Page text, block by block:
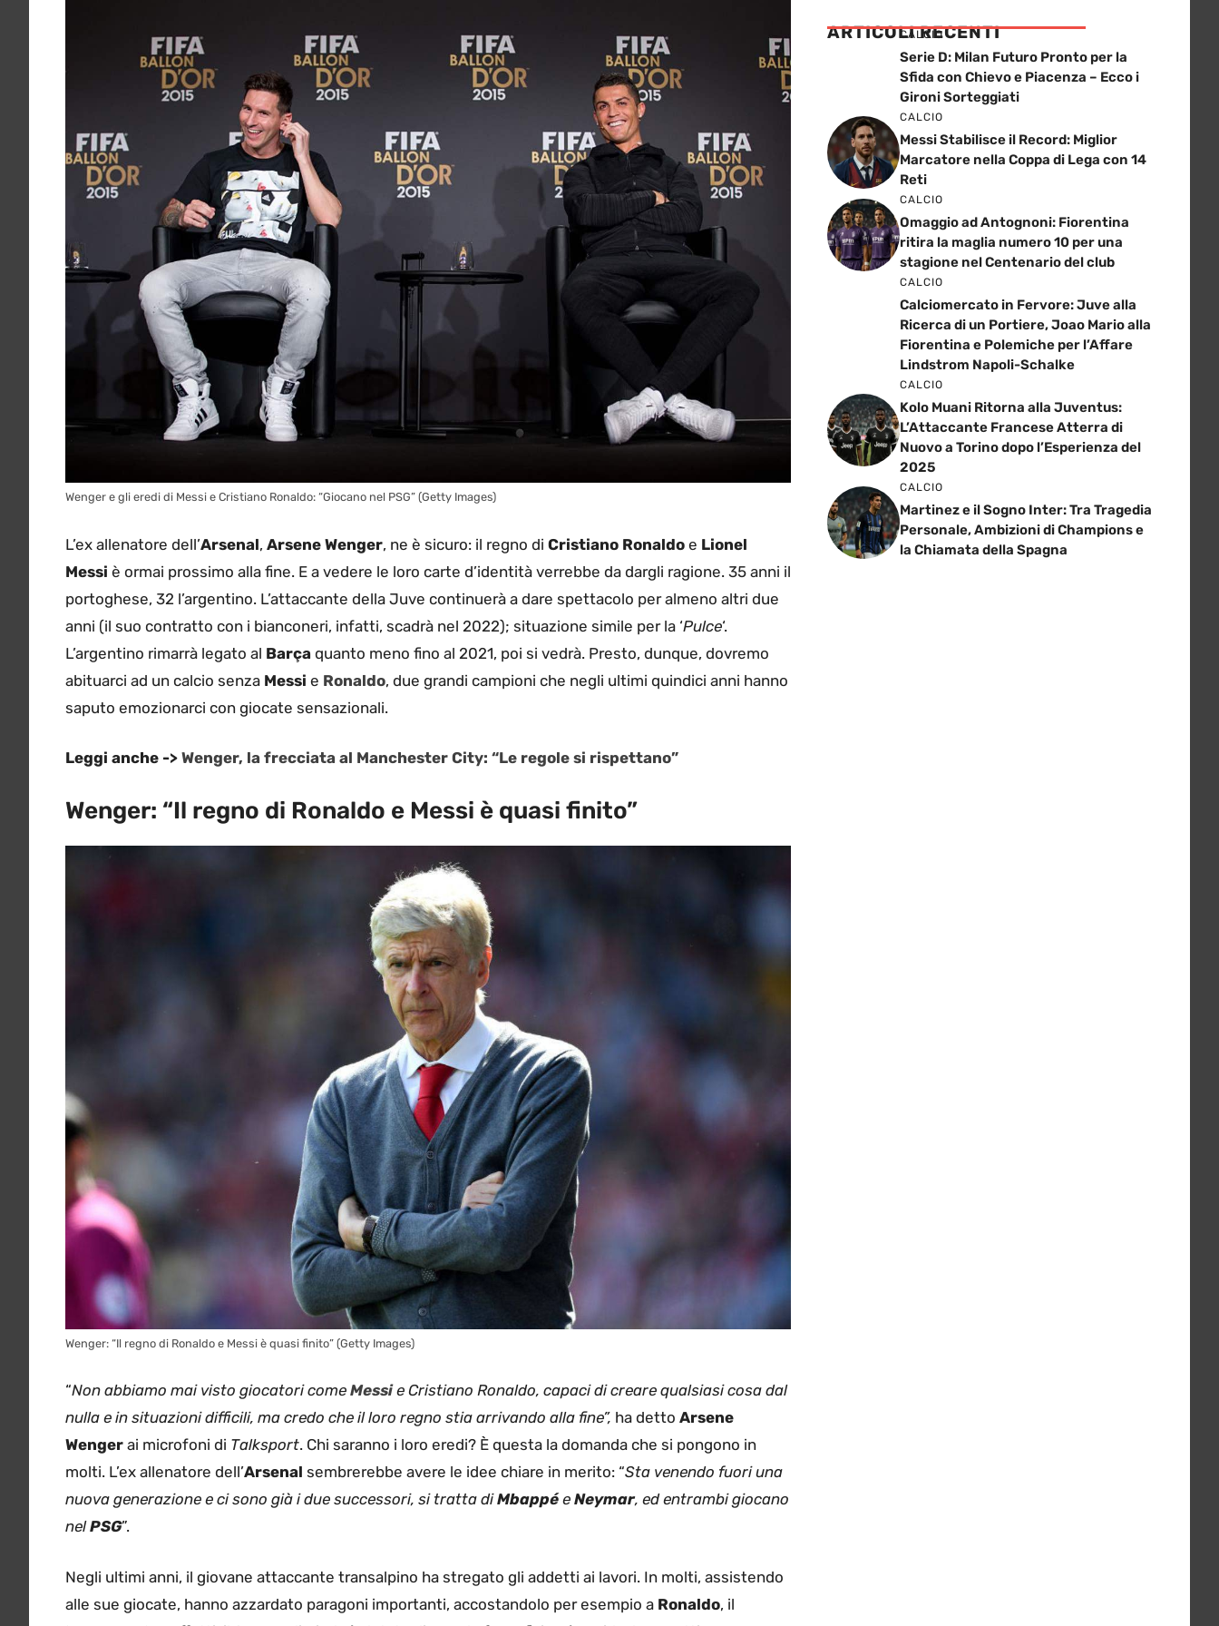
Wenger e gli eredi di Messi e Cristiano Ronaldo: “Giocano nel PSG” (Getty Images)
L’ex allenatore dell’Arsenal, Arsene Wenger, ne è sicuro: il regno di Cristiano Ronaldo e Lionel
Messi è ormai prossimo alla fine. E a vedere le loro carte d’identità verrebbe da dargli ragione. 35 anni il
portoghese, 32 l’argentino. L’attaccante della Juve continuerà a dare spettacolo per almeno altri due
anni (il suo contratto con i bianconeri, infatti, scadrà nel 2022); situazione simile per la ‘Pulce‘.
L’argentino rimarrà legato al Barça quanto meno fino al 2021, poi si vedrà. Presto, dunque, dovremo
abituarci ad un calcio senza Messi e Ronaldo, due grandi campioni che negli ultimi quindici anni hanno
saputo emozionarci con giocate sensazionali.
Leggi anche -> Wenger, la frecciata al Manchester City: “Le regole si rispettano”
Wenger: “Il regno di Ronaldo e Messi è quasi finito”
Wenger: “Il regno di Ronaldo e Messi è quasi finito” (Getty Images)
“Non abbiamo mai visto giocatori come Messie Cristiano Ronaldo, capaci di creare qualsiasi cosa dal
nulla e in situazioni difficili, ma credo che il loro regno stia arrivando alla fine”, ha detto Arsene
Wenger ai microfoni di Talksport. Chi saranno i loro eredi? È questa la domanda che si pongono in
molti. L’ex allenatore dell’Arsenal sembrerebbe avere le idee chiare in merito: “Sta venendo fuori una
nuova generazione e ci sono già i due successori, si tratta diMbappée Neymar, ed entrambi giocano
nelPSG”.
Negli ultimi anni, il giovane attaccante transalpino ha stregato gli addetti ai lavori. In molti, assistendo
alle sue giocate, hanno azzardato paragoni importanti, accostandolo per esempio a Ronaldo, il
ARTICOLI RECENTI
CALCIO
Serie D: Milan Futuro Pronto per la
Sfida con Chievo e Piacenza – Ecco i
Gironi Sorteggiati
CALCIO
Messi Stabilisce il Record: Miglior
Marcatore nella Coppa di Lega con 14
Reti
CALCIO
Omaggio ad Antognoni: Fiorentina
ritira la maglia numero 10 per una
stagione nel Centenario del club
CALCIO
Calciomercato in Fervore: Juve alla
Ricerca di un Portiere, Joao Mario alla
Fiorentina e Polemiche per l’Affare
Lindstrom Napoli-Schalke
CALCIO
Kolo Muani Ritorna alla Juventus:
L’Attaccante Francese Atterra di
Nuovo a Torino dopo l’Esperienza del
2025
CALCIO
Martinez e il Sogno Inter: Tra Tragedia
Personale, Ambizioni di Champions e
la Chiamata della Spagna